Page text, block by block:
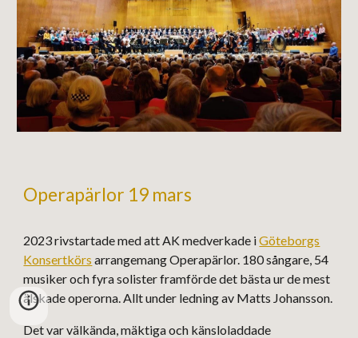
Operapärlor 19 mars
2023 rivstartade med att AK medverkade iGöteborgs
Konsertkörs arrangemang Operapärlor. 180 sångare, 54
musiker och fyra solister framförde det bästa ur de mest
älskade operorna. Allt under ledning av Matts Johansson.
Det var välkända, mäktiga och känsloladdade